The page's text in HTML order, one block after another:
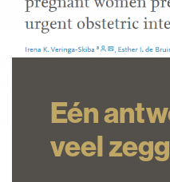
Eén
veel